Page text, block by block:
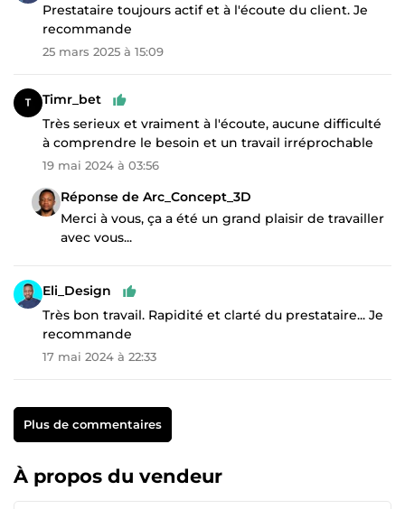
Prestataire toujours actif et à l'écoute du client. Je
recommande
25 mars 2025 à 15:09
Timr_bet
Très serieux et vraiment à l'écoute, aucune difficulté
à comprendre le besoin et un travail irréprochable
19 mai 2024 à 03:56
Réponse de Arc_Concept_3D
Merci à vous, ça a été un grand plaisir de travailler
avec vous...
Eli_Design
Très bon travail. Rapidité et clarté du prestataire... Je
recommande
17 mai 2024 à 22:33
Plus de commentaires
À propos du vendeur